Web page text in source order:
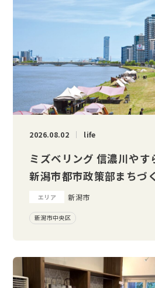
2026.08.02 life
ミズベリング 信濃川やす
新潟市都市政策部まちづ
エリア 新潟市
新潟市中央区